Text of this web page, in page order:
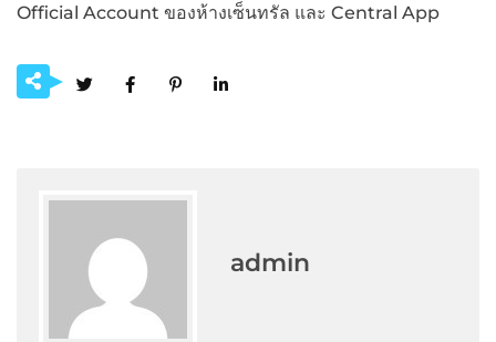
Official Account ของห้างเซ็นทรัล และ Central App
admin